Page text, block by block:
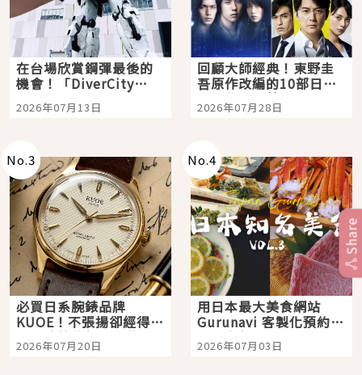
在台場欣賞鋼彈最後的
機會！「DiverCity
Tokyo Plaza」搭船、
購物、美食及夜景，一
2026年07月13日
回顧大師經典！東野圭
吾原作改編的10部日本
影視作品推薦
2026年07月28日
No.3
必買日系腕錶品牌
KUOE！不張揚卻經得起
時間洗鍊的經典之作五
選
2026年07月20日
No.4
用日本最大美食網站
Gurunavi 客製化預約九
大都市餐廳，打造專屬
美食體驗！
2026年07月03日
Share